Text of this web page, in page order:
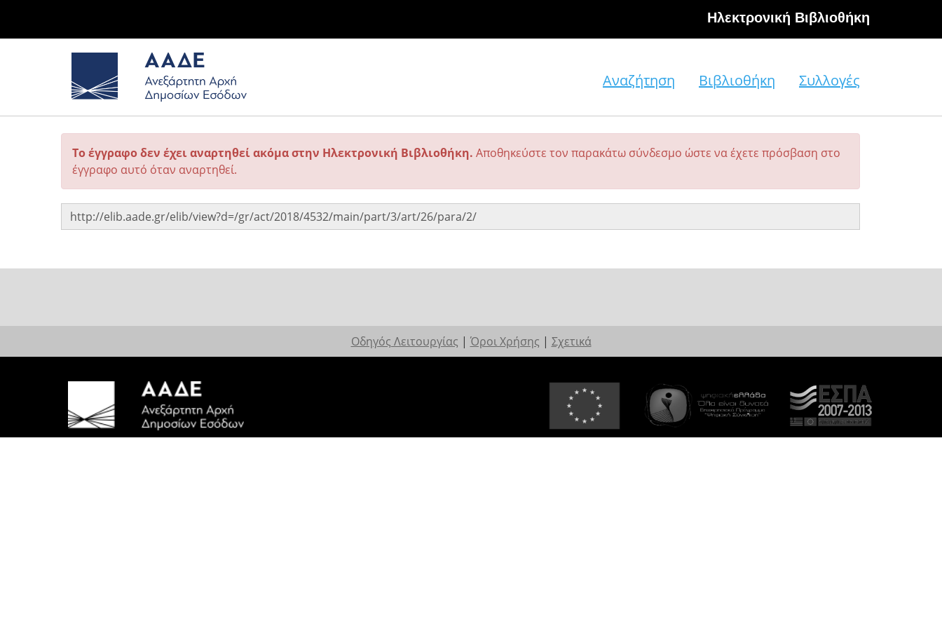
Hλεκτρονική Βιβλιοθήκη
Αναζήτηση Βιβλιοθήκη Συλλογές
Το έγγραφο δεν έχει αναρτηθεί ακόμα στην Ηλεκτρονική Βιβλιοθήκη. Αποθηκεύστε τον παρακάτω σύνδεσμο ώστε να έχετε πρόσβαση στο
έγγραφο αυτό όταν αναρτηθεί.
Οδηγός Λειτουργίας | Όροι Χρήσης | Σχετικά